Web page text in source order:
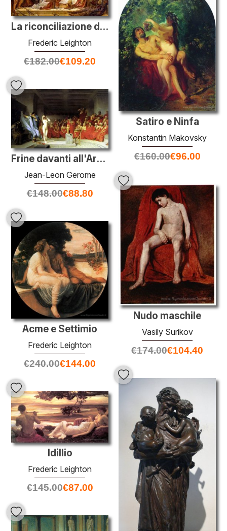
La riconciliazione dei Montecchi e Capuleti
Frederic Leighton
€182.00€109.20
Satiro e Ninfa
Konstantin Makovsky
€160.00€96.00
Frine davanti all'Areopago
Jean-Leon Gerome
€148.00€88.80
Nudo maschile
Vasily Surikov
€174.00€104.40
Acme e Settimio
Frederic Leighton
€240.00€144.00
Idillio
Frederic Leighton
€145.00€87.00